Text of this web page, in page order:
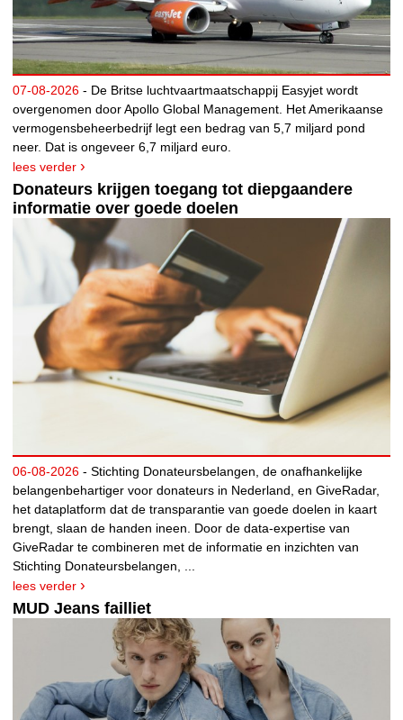
07-08-2026 - De Britse luchtvaartmaatschappij Easyjet wordt
overgenomen door Apollo Global Management. Het Amerikaanse
vermogensbeheerbedrijf legt een bedrag van 5,7 miljard pond
neer. Dat is ongeveer 6,7 miljard euro.
lees verder
Donateurs krijgen toegang tot diepgaandere
informatie over goede doelen
06-08-2026 - Stichting Donateursbelangen, de onafhankelijke
belangenbehartiger voor donateurs in Nederland, en GiveRadar,
het dataplatform dat de transparantie van goede doelen in kaart
brengt, slaan de handen ineen. Door de data-expertise van
GiveRadar te combineren met de informatie en inzichten van
Stichting Donateursbelangen, ...
lees verder
MUD Jeans failliet